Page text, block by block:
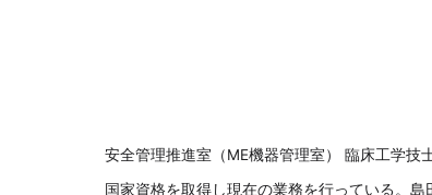
安全管理推進室（ME機器管理室） 臨床工学
国家資格を取得し現在の業務を行っている。